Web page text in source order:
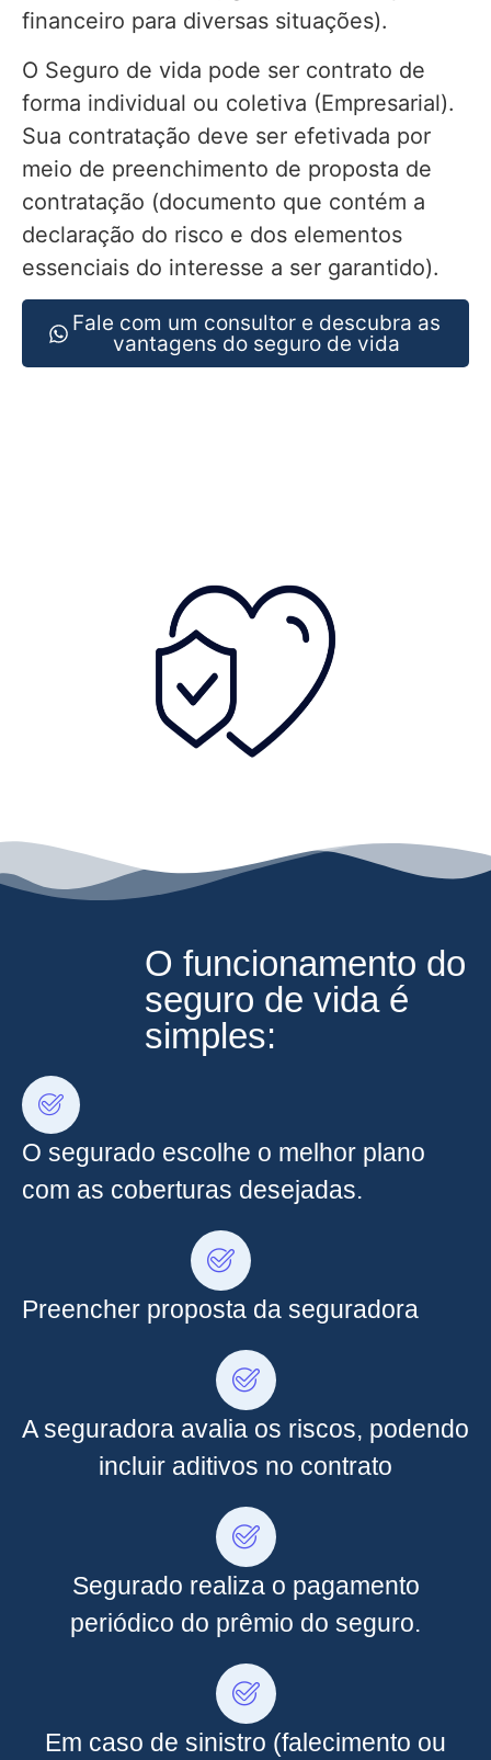
financeiro para diversas situações).
O Seguro de vida pode ser contrato de
forma individual ou coletiva (Empresarial).
Sua contratação deve ser efetivada por
meio de preenchimento de proposta de
contratação (documento que contém a
declaração do risco e dos elementos
essenciais do interesse a ser garantido).
Fale com um consultor e descubra as
vantagens do seguro de vida
O funcionamento do
seguro de vida é
simples:
O segurado escolhe o melhor plano
com as coberturas desejadas.
Preencher proposta da seguradora
A seguradora avalia os riscos, podendo
incluir aditivos no contrato
Segurado realiza o pagamento
periódico do prêmio do seguro.
Em caso de sinistro (falecimento ou